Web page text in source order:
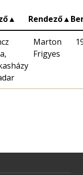
▲ Rendező▲
Marton
Frigyes